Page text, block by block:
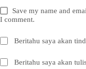
Save my name and
I comment.
Beritahu saya akan
Beritahu saya akan